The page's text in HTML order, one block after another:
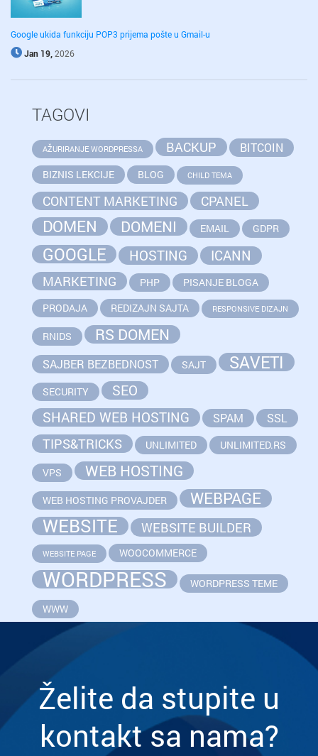
Google ukida funkciju POP3 prijema pošte u Gmail-u
Jan 19, 2026
TAGOVI
AŽURIRANJE WORDPRESSA BACKUP BITCOIN
BIZNIS LEKCIJE BLOG CHILD TEMA
CONTENT MARKETING CPANEL
DOMEN DOMENI EMAIL GDPR
GOOGLE HOSTING ICANN
MARKETING PHP
PISANJE BLOGA
PRODAJA
REDIZAJN SAJTA RESPONSIVE DIZAJN
RNIDS RS DOMEN
SAJBER BEZBEDNOST SAJT SAVETI
SECURITY
SEO
SHARED WEB HOSTING
SPAM SSL
TIPS&TRICKS UNLIMITED UNLIMITED.RS
VPS WEB HOSTING
WEB HOSTING PROVAJDER WEBPAGE
WEBSITE WEBSITE BUILDER
WEBSITE PAGE WOOCOMMERCE
WORDPRESS
WORDPRESS TEME
WWW
Želite da stupite u
kontakt sa nama?